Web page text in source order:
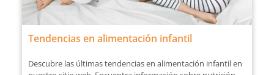
Tendencias en alimentación infantil
Descubre las últimas tendencias en alimentación infantil en